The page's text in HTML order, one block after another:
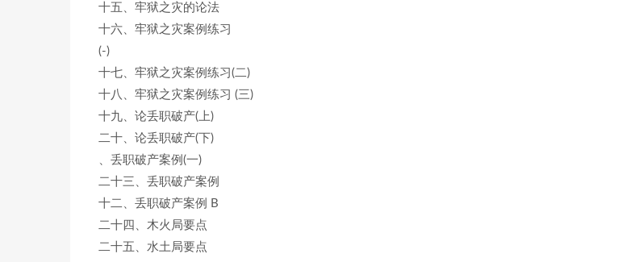
十五、牢狱之灾的论法
十六、牢狱之灾案例练习
(-)
十七、牢狱之灾案例练习(二)
十八、牢狱之灾案例练习 (三)
十九、论丢职破产(上)
二十、论丢职破产(下)
、丢职破产案例(一)
二十三、丢职破产案例
十二、丢职破产案例 B
二十四、木火局要点
二十五、水土局要点